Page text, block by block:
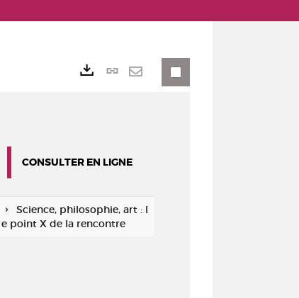
Lien
CONSULTER EN LIGNE
Science, philosophie, art : l
e point X de la rencontre